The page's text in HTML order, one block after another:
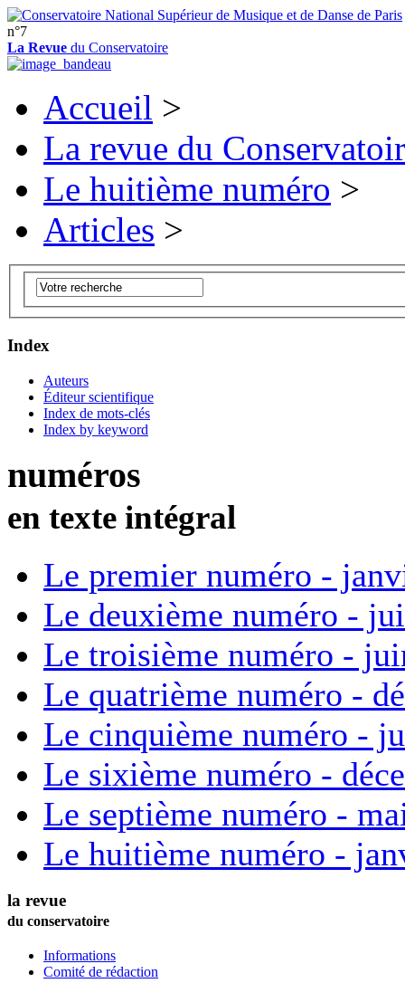
n°7
La Revue du Conservatoire
Accueil >
La revue du
Le huitième numéro >
Articles >
Index
Auteurs
Éditeur scientifique
Index de mots-clés
Index by keyword
numéros
en texte intégral
Le premier numéro -
Le deuxième numéro -
Le troisième numéro -
Le quatrième numéro -
Le cinquième numéro -
Le sixième numéro -
Le septième numéro -
Le huitième numéro -
la revue
du conservatoire
Informations
Comité de rédaction